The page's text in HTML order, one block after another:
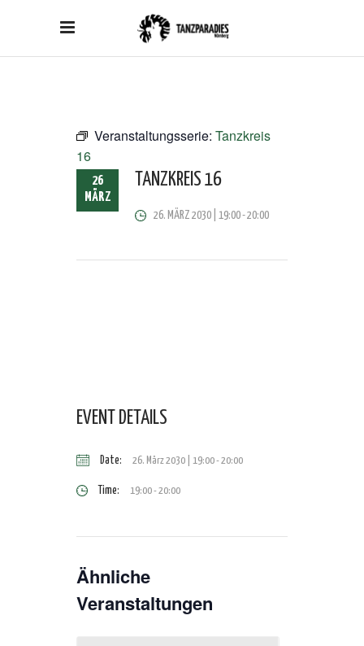
Veranstaltungsserie: Tanzkreis
16
26
MÄRZ
TANZKREIS 16
26. MÄRZ 2030 | 19:00-20:00
EVENT DETAILS
Date: 26. März 2030 | 19:00-20:00
Time: 19:00 - 20:00
Ähnliche
Veranstaltungen